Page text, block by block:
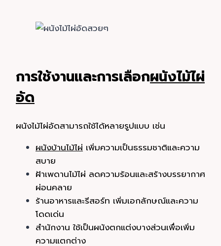
การใช้งานและการเลือกผนังไม้ไผ่
อัด
ผนังไม้ไผ่อัดสามารถใช้ได้หลายรูปแบบ เช่น
ผนังบ้านไม้ไผ่ เพิ่มความเป็นธรรมชาติและความ
สบาย
ฝ้าเพดานไม้ไผ่ ลดความร้อนและสร้างบรรยากาศ
ผ่อนคลาย
ร้านอาหารและรีสอร์ท เพิ่มเอกลักษณ์และความ
โดดเด่น
สำนักงาน ใช้เป็นผนังตกแต่งบางส่วนเพื่อเพิ่ม
ความแตกต่าง